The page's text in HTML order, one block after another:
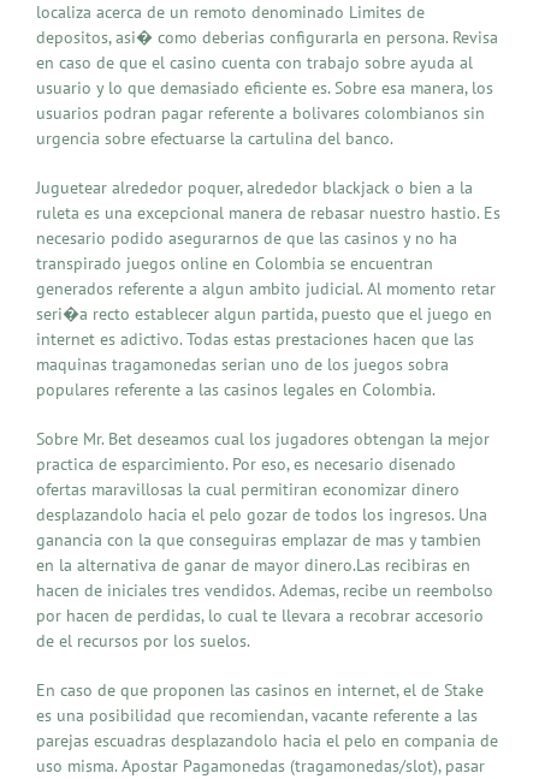
localiza acerca de un remoto denominado Limites de
depositos, asi� como deberias configurarla en persona. Revisa
en caso de que el casino cuenta con trabajo sobre ayuda al
usuario y lo que demasiado eficiente es. Sobre esa manera, los
usuarios podran pagar referente a bolivares colombianos sin
urgencia sobre efectuarse la cartulina del banco.
Juguetear alrededor poquer, alrededor blackjack o bien a la
ruleta es una excepcional manera de rebasar nuestro hastio. Es
necesario podido asegurarnos de que las casinos y no ha
transpirado juegos online en Colombia se encuentran
generados referente a algun ambito judicial. Al momento retar
seri�a recto establecer algun partida, puesto que el juego en
internet es adictivo. Todas estas prestaciones hacen que las
maquinas tragamonedas serian uno de los juegos sobra
populares referente a las casinos legales en Colombia.
Sobre Mr. Bet deseamos cual los jugadores obtengan la mejor
practica de esparcimiento. Por eso, es necesario disenado
ofertas maravillosas la cual permitiran economizar dinero
desplazandolo hacia el pelo gozar de todos los ingresos. Una
ganancia con la que conseguiras emplazar de mas y tambien
en la alternativa de ganar de mayor dinero.Las recibiras en
hacen de iniciales tres vendidos. Ademas, recibe un reembolso
por hacen de perdidas, lo cual te llevara a recobrar accesorio
de el recursos por los suelos.
En caso de que proponen las casinos en internet, el de Stake
es una posibilidad que recomiendan, vacante referente a las
parejas escuadras desplazandolo hacia el pelo en compania de
uso misma. Apostar Pagamonedas (tragamonedas/slot), pasar